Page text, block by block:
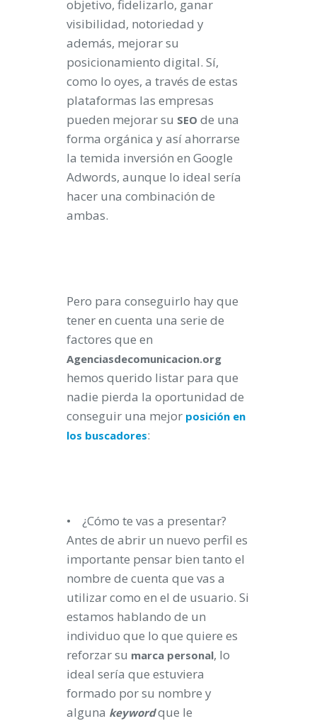
objetivo, fidelizarlo, ganar
visibilidad, notoriedad y
además, mejorar su
posicionamiento digital. Sí,
como lo oyes, a través de estas
plataformas las empresas
pueden mejorar su SEO de una
forma orgánica y así ahorrarse
la temida inversión en Google
Adwords, aunque lo ideal sería
hacer una combinación de
ambas.
Pero para conseguirlo hay que
tener en cuenta una serie de
factores que en
Agenciasdecomunicacion.org
hemos querido listar para que
nadie pierda la oportunidad de
conseguir una mejor posición en
los buscadores:
• ¿Cómo te vas a presentar?
Antes de abrir un nuevo perfil es
importante pensar bien tanto el
nombre de cuenta que vas a
utilizar como en el de usuario. Si
estamos hablando de un
individuo que lo que quiere es
reforzar su marca personal, lo
ideal sería que estuviera
formado por su nombre y
alguna keywordque le